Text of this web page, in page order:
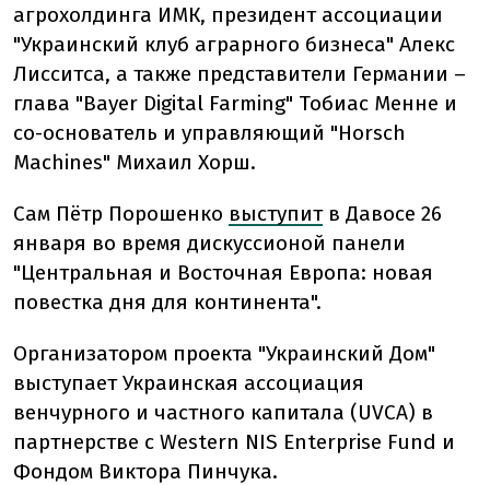
агрохолдинга ИМК, президент ассоциации
"Украинский клуб аграрного бизнеса" Алекс
Лисситса, а также представители Германии –
глава "Bayer Digital Farming" Тобиас Менне и
со-основатель и управляющий "Horsch
Machines" Михаил Хорш.
Сам Пётр Порошенко выступитв Давосе 26
января во время дискуссионой панели
"Центральная и Восточная Европа: новая
повестка дня для континента".
Организатором проекта "Украинский Дом"
выступает Украинская ассоциация
венчурного и частного капитала (UVCA) в
партнерстве с Western NIS Enterprise Fund и
Фондом Виктора Пинчука.